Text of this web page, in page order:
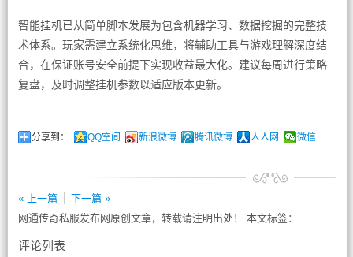
智能挂机已从简单脚本发展为包含机器学习、数据挖掘的完整技
术体系。玩家需建立系统化思维，将辅助工具与游戏理解深度结
合，在保证账号安全前提下实现收益最大化。建议每周进行策略
复盘，及时调整挂机参数以适应版本更新。
分享到： QQ空间 新浪微博 腾讯微博 人人网 微信
« 上一篇
下一篇 »
网通传奇私服发布网原创文章，转载请注明出处！ 本文标签：
评论列表